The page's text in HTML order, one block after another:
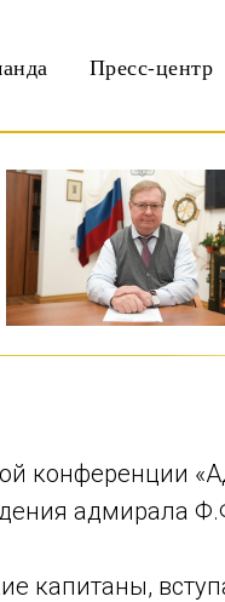
Пресс-центр
конференции
адмирала
капитаны,